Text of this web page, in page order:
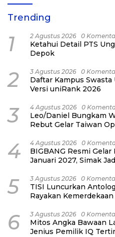
Trending
1 2 Agustus 2026 0
Ketahui Detail PTS
Depok
2 3 Agustus 2026 0
Daftar Kampus
Versi uniRank 2026
3 4 Agustus 2026 0
Leo/Daniel Bungkam
Rebut Gelar Taiwan
4 4 Agustus 2026 0
BIGBANG Resmi
Januari 2027, Simak
5 3 Agustus 2026 0
TISI Luncurkan
Rayakan Kemerdekaan
6 3 Agustus 2026 0
Mitos Angka Bawaan
Jenius Pemilik IQ